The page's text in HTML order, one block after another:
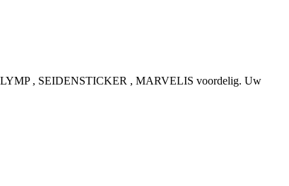
, SEIDENSTICKER , MARVELIS voordelig. Uw